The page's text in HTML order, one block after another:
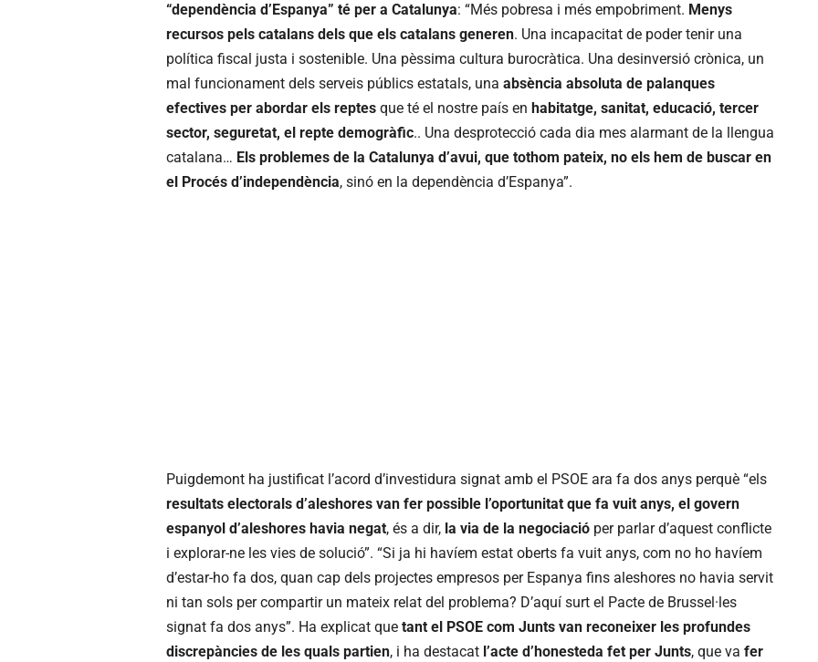
“dependència d’Espanya” té per a Catalunya: “Més pobresa i més empobriment. Menys
recursos pels catalans dels que els catalans generen. Una incapacitat de poder tenir una
política fiscal justa i sostenible. Una pèssima cultura burocràtica. Una desinversió crònica, un
mal funcionament dels serveis públics estatals, una absència absoluta de palanques
efectives per abordar els reptes que té el nostre país en habitatge, sanitat, educació, tercer
sector, seguretat, el repte demogràfic.. Una desprotecció cada dia mes alarmant de la llengua
catalana… Els problemes de la Catalunya d’avui, que tothom pateix, no els hem de buscar en
el Procés d’independència, sinó en la dependència d’Espanya”.
Puigdemont ha justificat l’acord d’investidura signat amb el PSOE ara fa dos anys perquè “els
resultats electorals d’aleshores van fer possible l’oportunitat que fa vuit anys, el govern
espanyol d’aleshores havia negat, és a dir, la via de la negociació per parlar d’aquest conflicte
i explorar-ne les vies de solució”. “Si ja hi havíem estat oberts fa vuit anys, com no ho havíem
d’estar-ho fa dos, quan cap dels projectes empresos per Espanya fins aleshores no havia servit
ni tan sols per compartir un mateix relat del problema? D’aquí surt el Pacte de Brussel·les
signat fa dos anys”. Ha explicat que tant el PSOE com Junts van reconeixer les profundes
discrepàncies de les quals partien, i ha destacat l’acte d’honesteda fet per Junts, que va fer